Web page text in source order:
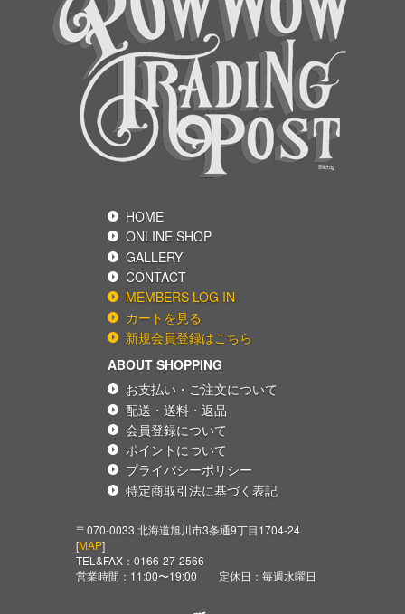
HOME
GALLERY
ONLINE SHOP
CONTACT
MEMBERS LOG IN
新規会員登録はこちら
カートを見る
ABOUT SHOPPING
お支払い・ご注文について
会員登録について
プライバシーポリシー
配送・送料・返品
ポイントについて
特定商取引法に基づく表記
〒070-0033 北海道旭川市3条通9丁目1704-24
[MAP]
TEL&FAX： 0166-27-2566
営業時間：11:00〜19:00 定休日：毎週水曜日